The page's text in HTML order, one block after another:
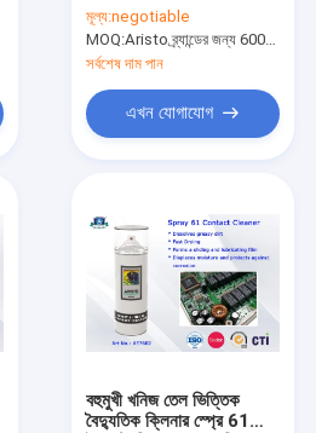
মূল্য:negotiable
MOQ:Aristo ব্র্যান্ডের জন্য 6000pcs, গ্রাহকের ব্র্যান্ডের জন্য 15000pcs
সর্বশেষ দাম পান
এখন যোগাযোগ
বহুমুখী খনিজ তেল ভিত্তিক
বৈদ্যুতিক ক্লিনার স্প্রে 61